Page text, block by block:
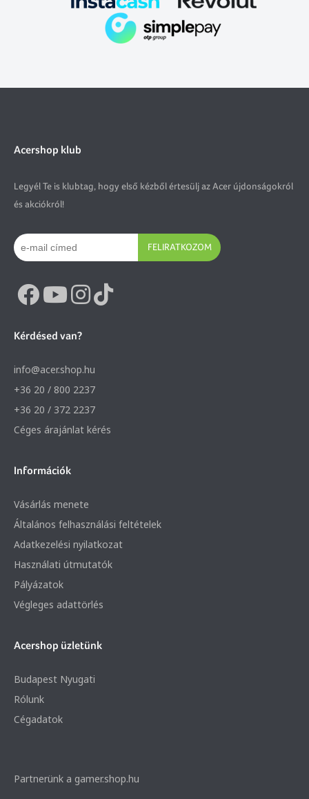
Acershop klub
Legyél Te is klubtag, hogy első kézből értesülj az Acer újdonságokról
és akciókról!
FELIRATKOZOM
Kérdésed van?
info@acer.shop.hu
+36 20 / 800 2237
+36 20 / 372 2237
Céges árajánlat kérés
Információk
Vásárlás menete
Általános felhasználási feltételek
Adatkezelési nyilatkozat
Használati útmutatók
Pályázatok
Végleges adattörlés
Acershop üzletünk
Budapest Nyugati
Rólunk
Cégadatok
Partnerünk a gamer.shop.hu